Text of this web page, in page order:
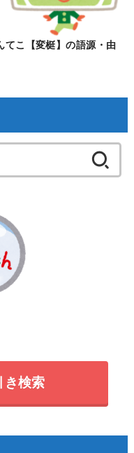
てこ【変梃】の語源・由
き検索